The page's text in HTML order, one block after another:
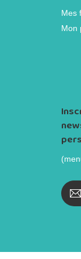
Mes
Mon